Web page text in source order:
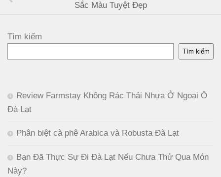
Sắc Màu Tuyệt Đẹp
Tìm kiếm
Tìm kiếm
Review Farmstay Không Rác Thải Nhựa Ở Ngoại Ô
Đà Lạt
Phân biệt cà phê Arabica và Robusta Đà Lạt
Bạn Đã Thực Sự Đi Đà Lạt Nếu Chưa Thử Qua Món
Này?